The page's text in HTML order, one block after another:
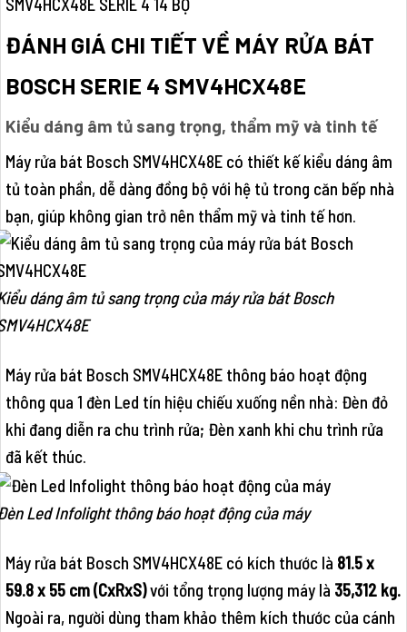
ĐÁNH GIÁ CHI TIẾT VỀ MÁY RỬA BÁT
BOSCH SERIE 4 SMV4HCX48E
Kiểu dáng âm tủ sang trọng, thẩm mỹ và tinh tế
Máy rửa bát Bosch SMV4HCX48E có thiết kế kiểu dáng âm
tủ toàn phần, dễ dàng đồng bộ với hệ tủ trong căn bếp nhà
bạn, giúp không gian trở nên thẩm mỹ và tinh tế hơn.
dáng âm tủ sang trọng của máy rửa bát Bosch
Máy rửa bát Bosch SMV4HCX48E thông báo hoạt động
thông qua 1 đèn Led tín hiệu chiếu xuống nền nhà: Đèn đỏ
khi đang diễn ra chu trình rửa; Đèn xanh khi chu trình rửa
đã kết thúc.
Led Infolight thông báo hoạt động của máy
Máy rửa bát Bosch SMV4HCX48E có kích thước là 81.5 x
59.8 x 55 cm (CxRxS)với tổng trọng lượng máy là 35,312 kg.
Ngoài ra, người dùng tham khảo thêm kích thước của cánh